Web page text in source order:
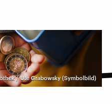
/ Ute Grabowsky (Symbolbild)